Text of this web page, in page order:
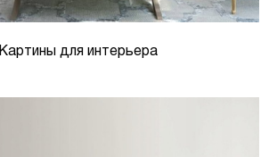
Картины для интерьера